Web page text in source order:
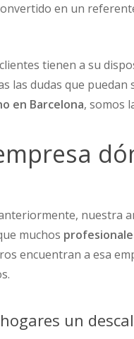
en un
tienen a su
las dudas que puedan
en Barcelona, somos
nuestra
muchos
encuentran a esa
un